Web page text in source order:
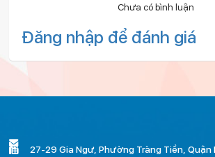
Chưa có bình luận
Đăng nhập để đánh giá
27-29 Gia Ngư, Phường Tràng Tiền, Quận